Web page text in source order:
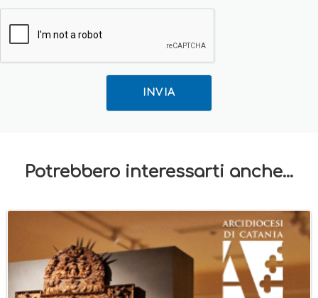
INVIA
Potrebbero interessarti anche...